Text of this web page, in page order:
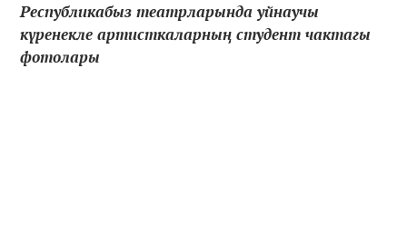
Республикабыз театрларында уйнаучы
күренекле артисткаларның студент чактагы
фотолары